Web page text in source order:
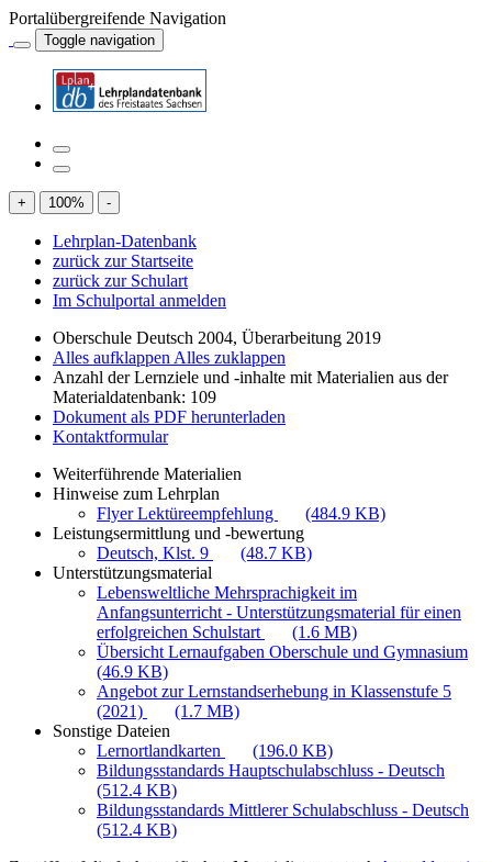
Portalübergreifende Navigation
Toggle navigation
+ 100% -
Lehrplan-Datenbank
zurück zur Startseite
zurück zur Schulart
Im Schulportal anmelden
Oberschule Deutsch 2004, Überarbeitung 2019
Alles aufklappen Alles zuklappen
Anzahl der Lernziele und -inhalte mit Materialien aus der
Materialdatenbank: 109
Dokument als PDF herunterladen
Kontaktformular
Weiterführende Materialien
Hinweise zum Lehrplan
Flyer Lektüreempfehlung
(484.9 KB)
Leistungsermittlung und -bewertung
Deutsch, Klst. 9
(48.7 KB)
Unterstützungsmaterial
Lebensweltliche Mehrsprachigkeit im
Anfangsunterricht - Unterstützungsmaterial für einen
erfolgreichen Schulstart
(1.6 MB)
Übersicht Lernaufgaben Oberschule und Gymnasium
(46.9 KB)
Angebot zur Lernstandserhebung in Klassenstufe 5
(2021)
(1.7 MB)
Sonstige Dateien
Lernortlandkarten
(196.0 KB)
Bildungsstandards Hauptschulabschluss - Deutsch
(512.4 KB)
Bildungsstandards Mittlerer Schulabschluss - Deutsch
(512.4 KB)